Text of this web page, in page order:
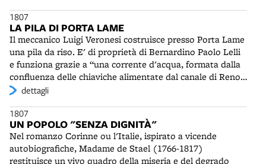
ritorno al santuario il giovedì dell'Ascensione, nel
pomeriggio, sostando in Piazza Maggiore, dove è data
solenne benedizione al popolo. La venuta della B.V. di
San Luca in città è molto sentita dalla popolazione. Per
gli abitanti del contado è occasione di pellegrinaggio, ma
anche di partecipazione alla fiera aperta per l'occasione.
A rimarcare l'aria di festa popolare, sulle facciate delle
case, in tutti i rioni, sono stesi “zindaleini” (drappi) e
“tendoni” colorati. La processione si svolge nelle strade
addobbate, tra due ali di folla e segue un rituale
consolidato nei secoli. Vi prendono parte il cardinale e i
membri del clero, le autorità civili e militari. I servitori
1807
LA PILA DI PORTA LAME
Il meccanico Luigi Veronesi costruisce presso Porta Lame
una pila da riso. E' di proprietà di Bernardino Paolo Lelli
e funziona grazie a “una corrente d'acqua, formata dalla
confluenza delle chiaviche alimentate dal canale di Reno”.
La macchina sarà descritta da Angelo Zambonini nella sua
in ogni ramo d'industrie nella Provincia di Bologna,
pubblicata nel 1829. Nel 1808 a Bologna la pilatura del
riso occupa un centinaio di operai e una ventina di capi
lavorazione. Nella provincia circa 20.000 tornature di
dettagli
1807
UN POPOLO "SENZA DIGNITÀ"
Nel romanzo Corinne ou l'Italie, ispirato a vicende
autobiografiche, Madame de Stael (1766-1817)
restituisce un vivo quadro della miseria e del degrado